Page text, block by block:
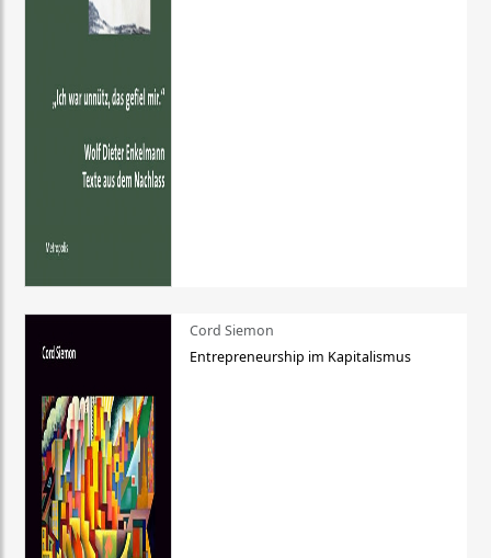
Cord Siemon
Entrepreneurship im Kapitalismus